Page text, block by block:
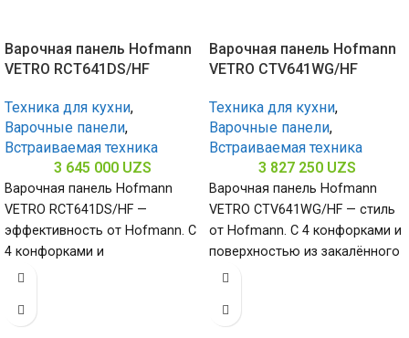
Варочная панель Hofmann
VETRO RCT641DS/HF
Техника для кухни,
Варочные панели,
Встраиваемая техника
3 645 000 UZS
Варочная панель Hofmann
VETRO RCT641DS/HF —
эффективность от Hofmann. С
4 конфорками и
стеклокерамической
580 х
Варочная панель Hofmann
VETRO CTV641WG/HF
Техника для кухни,
Варочные панели,
Встраиваемая техника
3 827 250 UZS
Варочная панель Hofmann
VETRO CTV641WG/HF — стиль
от Hofmann. С 4 конфорками и
поверхностью из закалённого
стекла (габариты 80 х